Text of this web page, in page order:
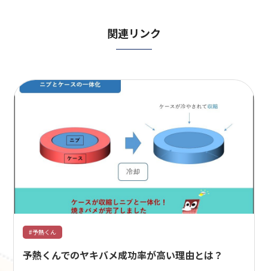
関連リンク
#予熱くん
予熱くんでのヤキバメ成功率が高い理由とは？